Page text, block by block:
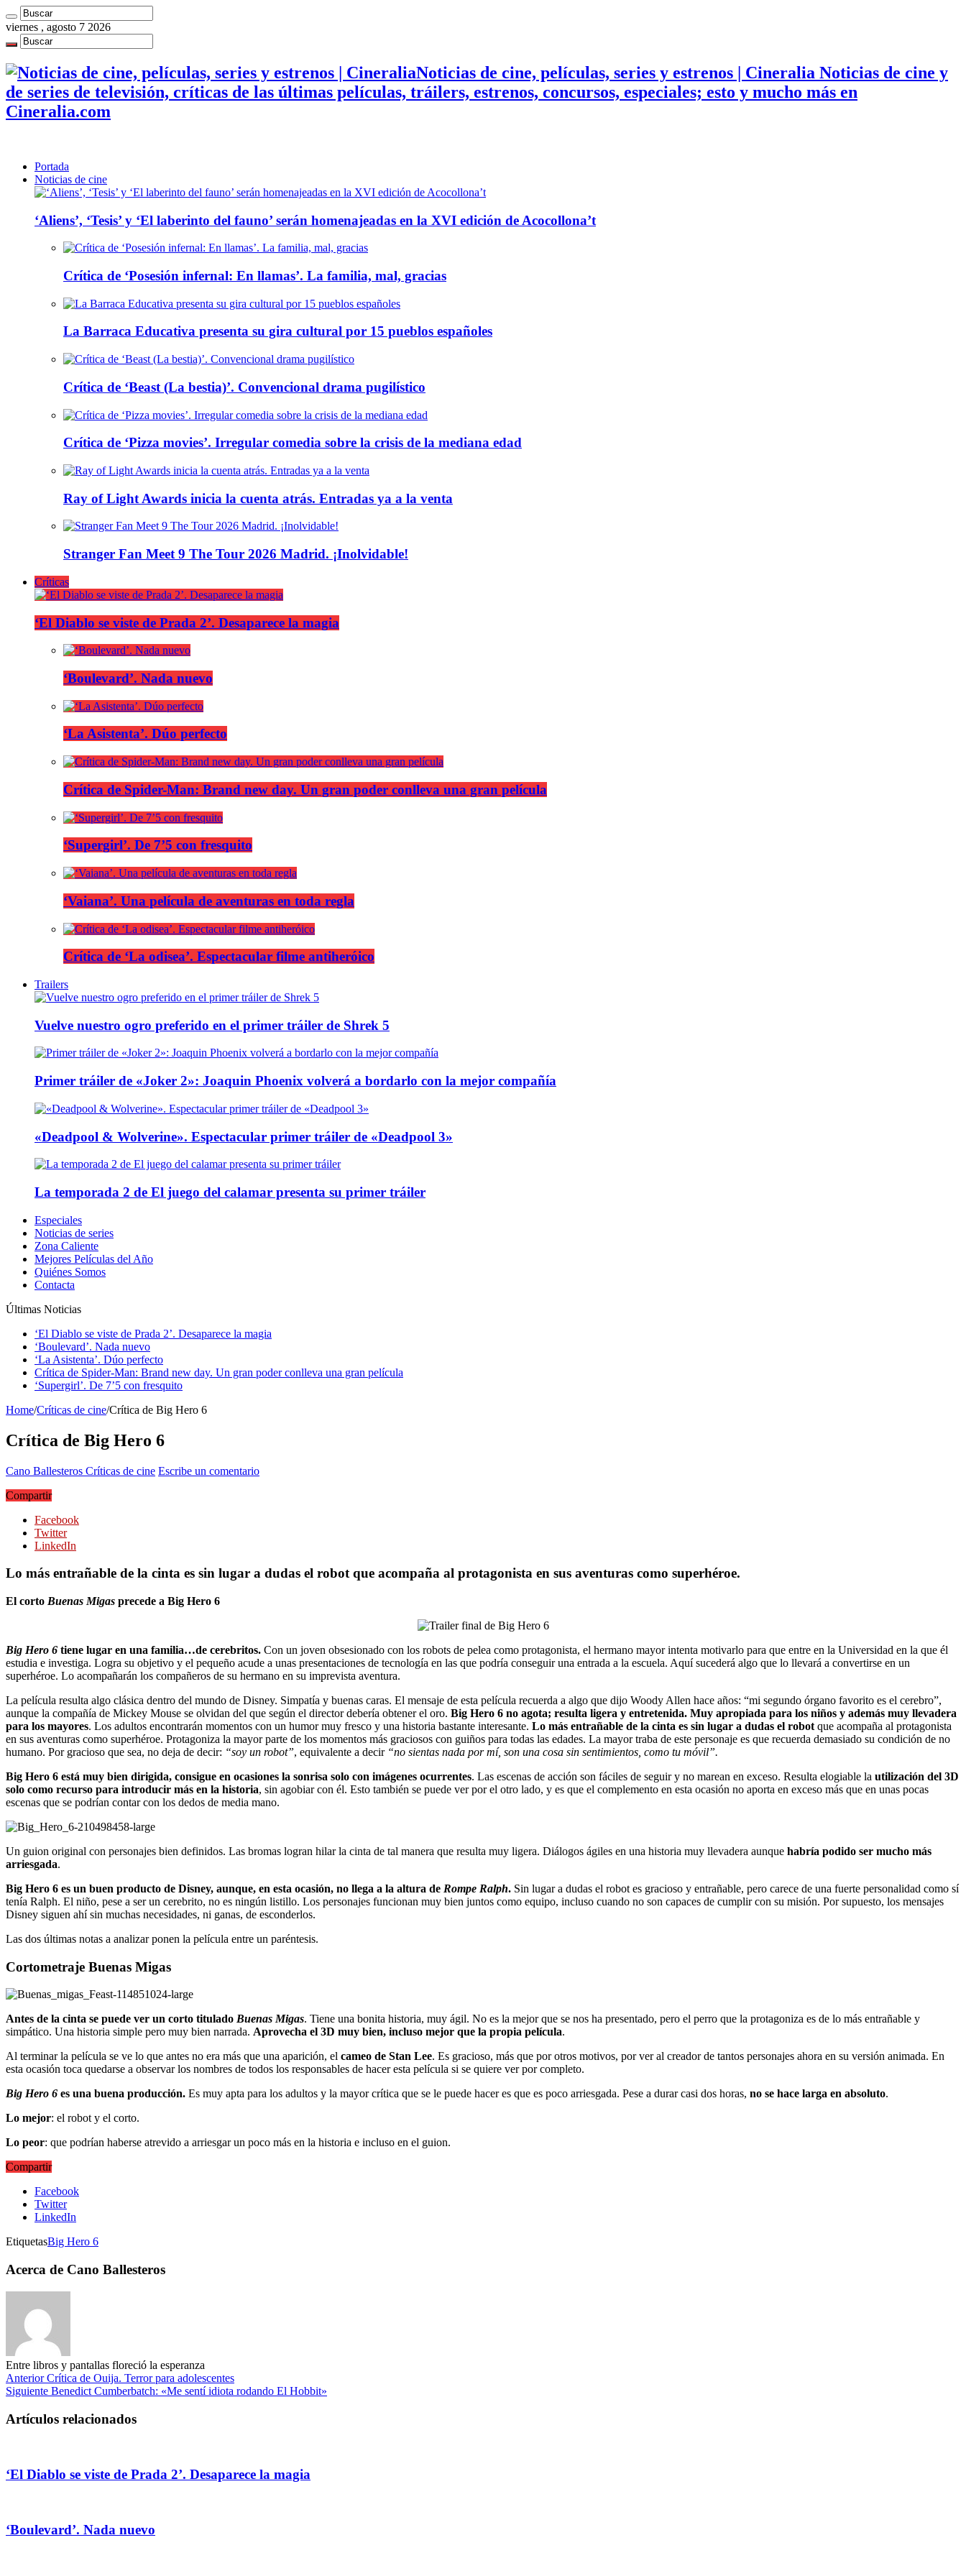
viernes , agosto 7 2026
Noticias de cine, películas, series y estrenos | Cineralia Noticias de cine y
de series de televisión, críticas de las últimas películas, tráilers, estrenos, concursos, especiales; esto y mucho más en
Cineralia.com
Portada
Noticias de cine
‘Aliens’, ‘Tesis’ y ‘El laberinto del fauno’ serán homenajeadas en la XVI edición de Acocollona’t
Crítica de ‘Posesión infernal: En llamas’. La familia, mal, gracias
La Barraca Educativa presenta su gira cultural por 15 pueblos españoles
Crítica de ‘Beast (La bestia)’. Convencional drama pugilístico
Crítica de ‘Pizza movies’. Irregular comedia sobre la crisis de la mediana edad
Ray of Light Awards inicia la cuenta atrás. Entradas ya a la venta
Stranger Fan Meet 9 The Tour 2026 Madrid. ¡Inolvidable!
Críticas
‘El Diablo se viste de Prada 2’. Desaparece la magia
‘Boulevard’. Nada nuevo
‘La Asistenta’. Dúo perfecto
Crítica de Spider-Man: Brand new day. Un gran poder conlleva una gran película
‘Supergirl’. De 7’5 con fresquito
‘Vaiana’. Una película de aventuras en toda regla
Crítica de ‘La odisea’. Espectacular filme antiheróico
Trailers
Vuelve nuestro ogro preferido en el primer tráiler de Shrek 5
Primer tráiler de «Joker 2»: Joaquin Phoenix volverá a bordarlo con la mejor compañía
«Deadpool & Wolverine». Espectacular primer tráiler de «Deadpool 3»
La temporada 2 de El juego del calamar presenta su primer tráiler
Especiales
Noticias de series
Zona Caliente
Mejores Películas del Año
Quiénes Somos
Contacta
Últimas Noticias
‘El Diablo se viste de Prada 2’. Desaparece la magia
‘Boulevard’. Nada nuevo
‘La Asistenta’. Dúo perfecto
Crítica de Spider-Man: Brand new day. Un gran poder conlleva una gran película
‘Supergirl’. De 7’5 con fresquito
Home/Críticas de cine/Crítica de Big Hero 6
Crítica de Big Hero 6
Cano Ballesteros Críticas de cine Escribe un comentario
Compartir
Facebook
Twitter
LinkedIn
Lo más entrañable de la cinta es sin lugar a dudas el robot que acompaña al protagonista en sus aventuras como superhéroe.
El corto Buenas Migas precede a Big Hero 6
Big Hero 6 tiene lugar en una familia…de cerebritos. Con un joven obsesionado con los robots de pelea como protagonista, el hermano mayor intenta motivarlo para que entre en la Universidad en la que él
estudia e investiga. Logra su objetivo y el pequeño acude a unas presentaciones de tecnología en las que podría conseguir una entrada a la escuela. Aquí sucederá algo que lo llevará a convertirse en un
superhéroe. Lo acompañarán los compañeros de su hermano en su imprevista aventura.
La película resulta algo clásica dentro del mundo de Disney. Simpatía y buenas caras. El mensaje de esta película recuerda a algo que dijo Woody Allen hace años: “mi segundo órgano favorito es el cerebro”,
aunque la compañía de Mickey Mouse se olvidan del que según el director debería obtener el oro. Big Hero 6 no agota; resulta ligera y entretenida. Muy apropiada para los niños y además muy llevadera
para los mayores. Los adultos encontrarán momentos con un humor muy fresco y una historia bastante interesante. Lo más entrañable de la cinta es sin lugar a dudas el robot que acompaña al protagonista
en sus aventuras como superhéroe. Protagoniza la mayor parte de los momentos más graciosos con guiños para todas las edades. La mayor traba de este personaje es que recuerda demasiado su condición de no
humano. Por gracioso que sea, no deja de decir: “soy un robot”, equivalente a decir “no sientas nada por mí, son una cosa sin sentimientos, como tu móvil”.
Big Hero 6 está muy bien dirigida, consigue en ocasiones la sonrisa solo con imágenes ocurrentes. Las escenas de acción son fáciles de seguir y no marean en exceso. Resulta elogiable la utilización del 3D
solo como recurso para introducir más en la historia, sin agobiar con él. Esto también se puede ver por el otro lado, y es que el complemento en esta ocasión no aporta en exceso más que en unas pocas
escenas que se podrían contar con los dedos de media mano.
Un guion original con personajes bien definidos. Las bromas logran hilar la cinta de tal manera que resulta muy ligera. Diálogos ágiles en una historia muy llevadera aunque habría podido ser mucho más
arriesgada.
Big Hero 6 es un buen producto de Disney, aunque, en esta ocasión, no llega a la altura de Rompe Ralph. Sin lugar a dudas el robot es gracioso y entrañable, pero carece de una fuerte personalidad como sí
tenía Ralph. El niño, pese a ser un cerebrito, no es ningún listillo. Los personajes funcionan muy bien juntos como equipo, incluso cuando no son capaces de cumplir con su misión. Por supuesto, los mensajes
Disney siguen ahí sin muchas necesidades, ni ganas, de esconderlos.
Las dos últimas notas a analizar ponen la película entre un paréntesis.
Cortometraje Buenas Migas
Antes de la cinta se puede ver un corto titulado Buenas Migas. Tiene una bonita historia, muy ágil. No es la mejor que se nos ha presentado, pero el perro que la protagoniza es de lo más entrañable y
simpático. Una historia simple pero muy bien narrada. Aprovecha el 3D muy bien, incluso mejor que la propia película.
Al terminar la película se ve lo que antes no era más que una aparición, el cameo de Stan Lee. Es gracioso, más que por otros motivos, por ver al creador de tantos personajes ahora en su versión animada. En
esta ocasión toca quedarse a observar los nombres de todos los responsables de hacer esta película si se quiere ver por completo.
Big Hero 6 es una buena producción. Es muy apta para los adultos y la mayor crítica que se le puede hacer es que es poco arriesgada. Pese a durar casi dos horas, no se hace larga en absoluto.
Lo mejor: el robot y el corto.
Lo peor: que podrían haberse atrevido a arriesgar un poco más en la historia e incluso en el guion.
Compartir
Facebook
Twitter
LinkedIn
EtiquetasBig Hero 6
Acerca de Cano Ballesteros
Entre libros y pantallas floreció la esperanza
AnteriorCrítica de Ouija. Terror para adolescentes
Siguiente Benedict Cumberbatch: «Me sentí idiota rodando El Hobbit»
Artículos relacionados
‘El Diablo se viste de Prada 2’. Desaparece la magia
‘Boulevard’. Nada nuevo